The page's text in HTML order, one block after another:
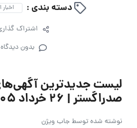
دسته بندی :
اشتراک
بدون دیدگاه
لیست جدیدترین
صدراگستر | ۲۶ خرداد ۱۴۰۵
نوشته شده توسطجاب ویژن